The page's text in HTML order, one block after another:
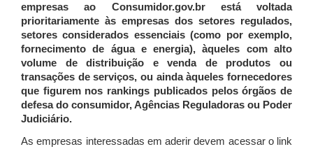
empresas ao Consumidor.gov.br está voltada
prioritariamente às empresas dos setores regulados,
setores considerados essenciais (como por exemplo,
fornecimento de água e energia), àqueles com alto
volume de distribuição e venda de produtos ou
transações de serviços, ou ainda àqueles fornecedores
que figurem nos rankings publicados pelos órgãos de
defesa do consumidor, Agências Reguladoras ou Poder
Judiciário.
As empresas interessadas em aderir devem acessar o link